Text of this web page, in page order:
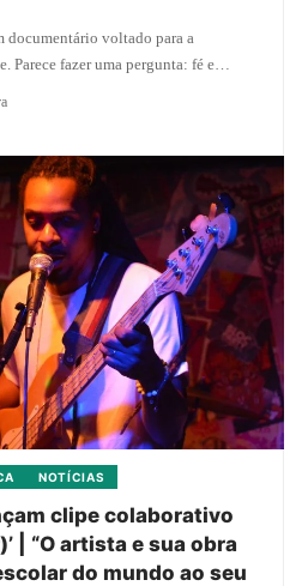
documentário voltado para a
Parece fazer uma pergunta: fé e…
NOTÍCIAS
clipe colaborativo
| “O artista e sua obra
do mundo ao seu